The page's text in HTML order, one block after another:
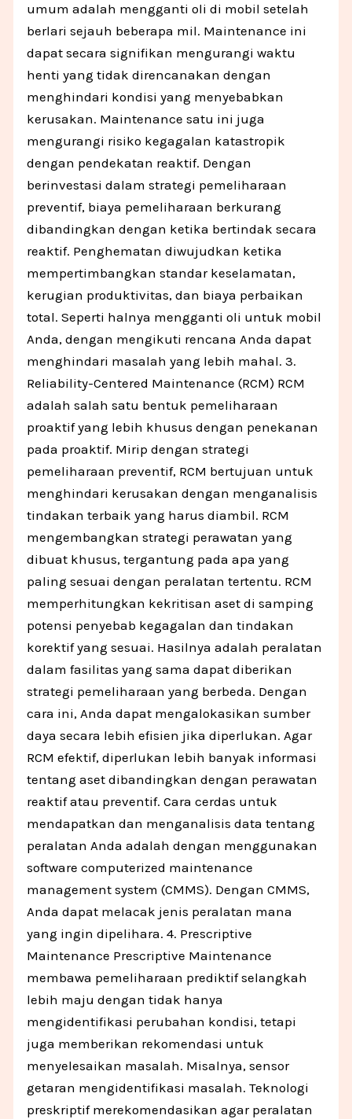
umum adalah mengganti oli di mobil setelah
berlari sejauh beberapa mil. Maintenance ini
dapat secara signifikan mengurangi waktu
henti yang tidak direncanakan dengan
menghindari kondisi yang menyebabkan
kerusakan. Maintenance satu ini juga
mengurangi risiko kegagalan katastropik
dengan pendekatan reaktif. Dengan
berinvestasi dalam strategi pemeliharaan
preventif, biaya pemeliharaan berkurang
dibandingkan dengan ketika bertindak secara
reaktif. Penghematan diwujudkan ketika
mempertimbangkan standar keselamatan,
kerugian produktivitas, dan biaya perbaikan
total. Seperti halnya mengganti oli untuk mobil
Anda, dengan mengikuti rencana Anda dapat
menghindari masalah yang lebih mahal. 3.
Reliability-Centered Maintenance (RCM) RCM
adalah salah satu bentuk pemeliharaan
proaktif yang lebih khusus dengan penekanan
pada proaktif. Mirip dengan strategi
pemeliharaan preventif, RCM bertujuan untuk
menghindari kerusakan dengan menganalisis
tindakan terbaik yang harus diambil. RCM
mengembangkan strategi perawatan yang
dibuat khusus, tergantung pada apa yang
paling sesuai dengan peralatan tertentu. RCM
memperhitungkan kekritisan aset di samping
potensi penyebab kegagalan dan tindakan
korektif yang sesuai. Hasilnya adalah peralatan
dalam fasilitas yang sama dapat diberikan
strategi pemeliharaan yang berbeda. Dengan
cara ini, Anda dapat mengalokasikan sumber
daya secara lebih efisien jika diperlukan. Agar
RCM efektif, diperlukan lebih banyak informasi
tentang aset dibandingkan dengan perawatan
reaktif atau preventif. Cara cerdas untuk
mendapatkan dan menganalisis data tentang
peralatan Anda adalah dengan menggunakan
software computerized maintenance
management system (CMMS). Dengan CMMS,
Anda dapat melacak jenis peralatan mana
yang ingin dipelihara. 4. Prescriptive
Maintenance Prescriptive Maintenance
membawa pemeliharaan prediktif selangkah
lebih maju dengan tidak hanya
mengidentifikasi perubahan kondisi, tetapi
juga memberikan rekomendasi untuk
menyelesaikan masalah. Misalnya, sensor
getaran mengidentifikasi masalah. Teknologi
preskriptif merekomendasikan agar peralatan